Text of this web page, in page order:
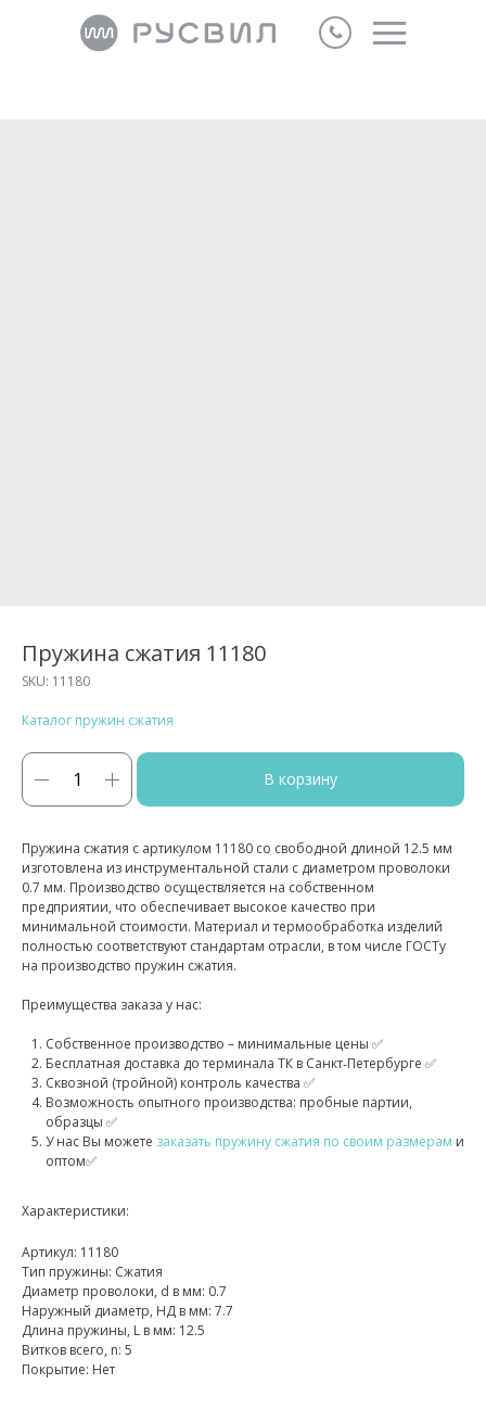
Пружина сжатия 11180
SKU: 11180
Каталог пружин сжатия
В корзину
Пружина сжатия с артикулом 11180 со свободной длиной 12.5 мм
изготовлена из инструментальной стали с диаметром проволоки
0.7 мм. Производство осуществляется на собственном
предприятии, что обеспечивает высокое качество при
минимальной стоимости. Материал и термообработка изделий
полностью соответствуют стандартам отрасли, в том числе ГОСТу
на производство пружин сжатия.
Преимущества заказа у нас:
Собственное производство – минимальные цены ✅
Бесплатная доставка до терминала ТК в Санкт‑Петербурге ✅
Сквозной (тройной) контроль качества ✅
Возможность опытного производства: пробные партии,
образцы ✅
У нас Вы можете заказать пружину сжатия по своим размерам и
оптом✅
Характеристики:
Артикул: 11180
Тип пружины: Сжатия
Диаметр проволоки, d в мм: 0.7
Наружный диаметр, НД в мм: 7.7
Длина пружины, L в мм: 12.5
Витков всего, n: 5
Покрытие: Нет